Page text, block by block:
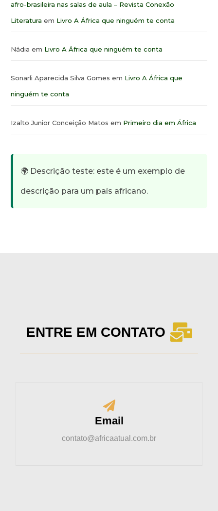
afro-brasileira nas salas de aula – Revista Conexão
Literatura em Livro A África que ninguém te conta
Nádia em Livro A África que ninguém te conta
Sonarli Aparecida Silva Gomes em Livro A África que
ninguém te conta
Izalto Junior Conceição Matos em Primeiro dia em África
🌍 Descrição teste: este é um exemplo de
descrição para um país africano.
ENTRE EM CONTATO
Email
contato@africaatual.com.br